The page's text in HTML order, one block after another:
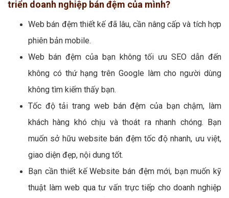
triển doanh nghiệp bán đệm của mình?
Web bán đệm thiết kế đã lâu, cần nâng cấp và tích hợp
phiên bản mobile.
Web bán đệm của bạn không tối ưu SEO dẫn đến
không có thứ hạng trên Google làm cho người dùng
không tìm kiếm thấy bạn.
Tốc độ tải trang web bán đệm của bạn chậm, làm
khách hàng khó chịu và thoát ra nhanh chóng. Bạn
muốn sở hữu website bán đệm tốc độ nhanh, ưu việt,
giao diện đẹp, nội dung tốt.
Bạn cần thiết kế Website bán đệm mới, bạn muốn kỹ
thuật làm web qua tư vấn trực tiếp cho doanh nghiệp